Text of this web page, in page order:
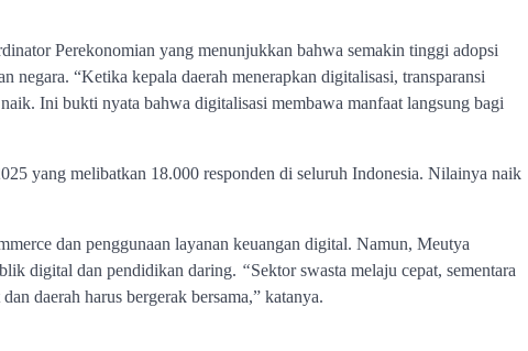
Perekonomian yang menunjukkan bahwa semakin tinggi adopsi
negara. “Ketika kepala daerah menerapkan digitalisasi, transparansi
Ini bukti nyata bahwa digitalisasi membawa manfaat langsung bagi
yang melibatkan 18.000 responden di seluruh Indonesia. Nilainya naik
dan penggunaan layanan keuangan digital. Namun, Meutya
digital dan pendidikan daring. “Sektor swasta melaju cepat, sementara
daerah harus bergerak bersama,” katanya.